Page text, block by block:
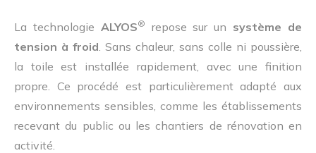
La technologie ALYOS® repose sur un système de
tension à froid . Sans chaleur, sans colle ni poussière,
la toile est installée rapidement, avec une finition
propre. Ce procédé est particulièrement adapté aux
environnements sensibles, comme les établissements
recevant du public ou les chantiers de rénovation en
activité.